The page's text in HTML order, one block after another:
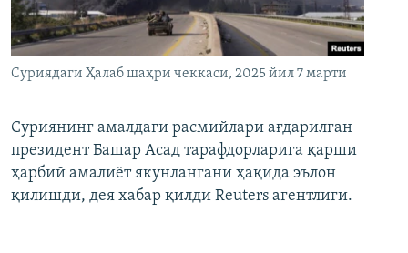
Суриядаги Ҳалаб шаҳри чеккаси, 2025 йил 7 марти
Суриянинг амалдаги расмийлари ағдарилган
президент Башар Асад тарафдорларига қарши
ҳарбий амалиёт якунлангани ҳақида эълон
қилишди, дея хабар қилди Reuters агентлиги.